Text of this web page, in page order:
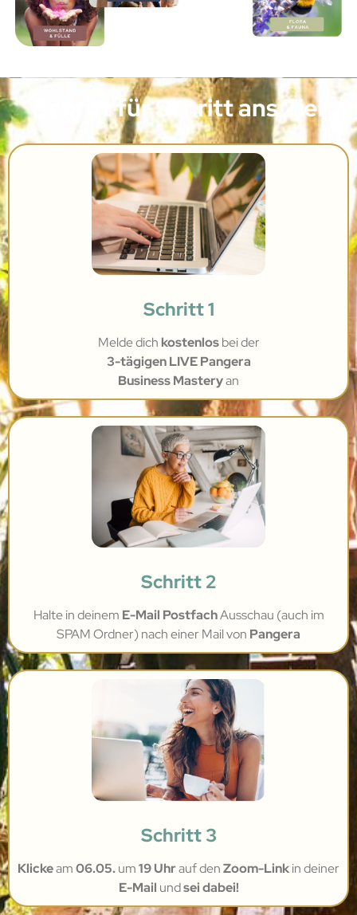
Schritt für Schritt ans Ziel
Schritt 1
Melde dich kostenlosbeider
3-tägigen LIVE Pangera
Business Masteryan
Schritt 2
Halte in deinem E-Mail PostfachAusschau (auch im
SPAM Ordner) nach einer Mail von Pangera
Schritt 3
Klickeam06.05.um19 Uhrauf denZoom-Linkin deiner
E-Mail undsei dabei!